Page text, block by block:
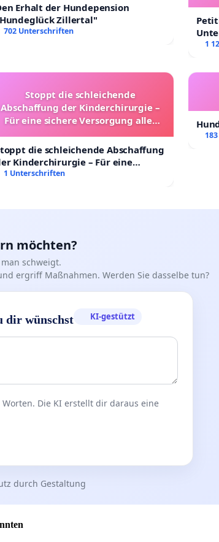
Erhalt der Hundepension
Zillertal"
702 Unterschriften
1
Stoppt die schleichende
Abschaffung der Kinderchirurgie –
Für eine sichere Versorgung aller
die schleichende Abschaffung
Kinderchirurgie – Für eine
sichere Versorgung aller Kinder in
1 Unterschriften
möchten?
schweigt.
ergriff Maßnahmen. Werden Sie dasselbe tun?
dir wünschst KI-gestützt
Die KI erstellt dir daraus eine
durch Gestaltung